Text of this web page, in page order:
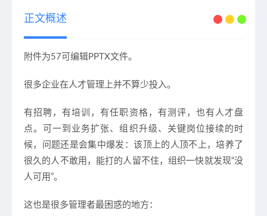
正文概述
附件为57可编辑PPTX文件。
很多企业在人才管理上并不算少投入。
有招聘，有培训，有任职资格，有测评，也有人才盘
点。可一到业务扩张、组织升级、关键岗位接续的时
候，问题还是会集中爆发：该顶上的人顶不上，培养了
很久的人不敢用，能打的人留不住，组织一快就发现“没
人可用”。
这也是很多管理者最困惑的地方：